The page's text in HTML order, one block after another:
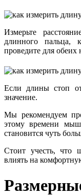
Измерьте
длинного пальца,
проведите для обеих
Если длины стоп
значение.
Мы рекомендуем
этому времени
становится чуть
Стоит учесть, что
влиять на